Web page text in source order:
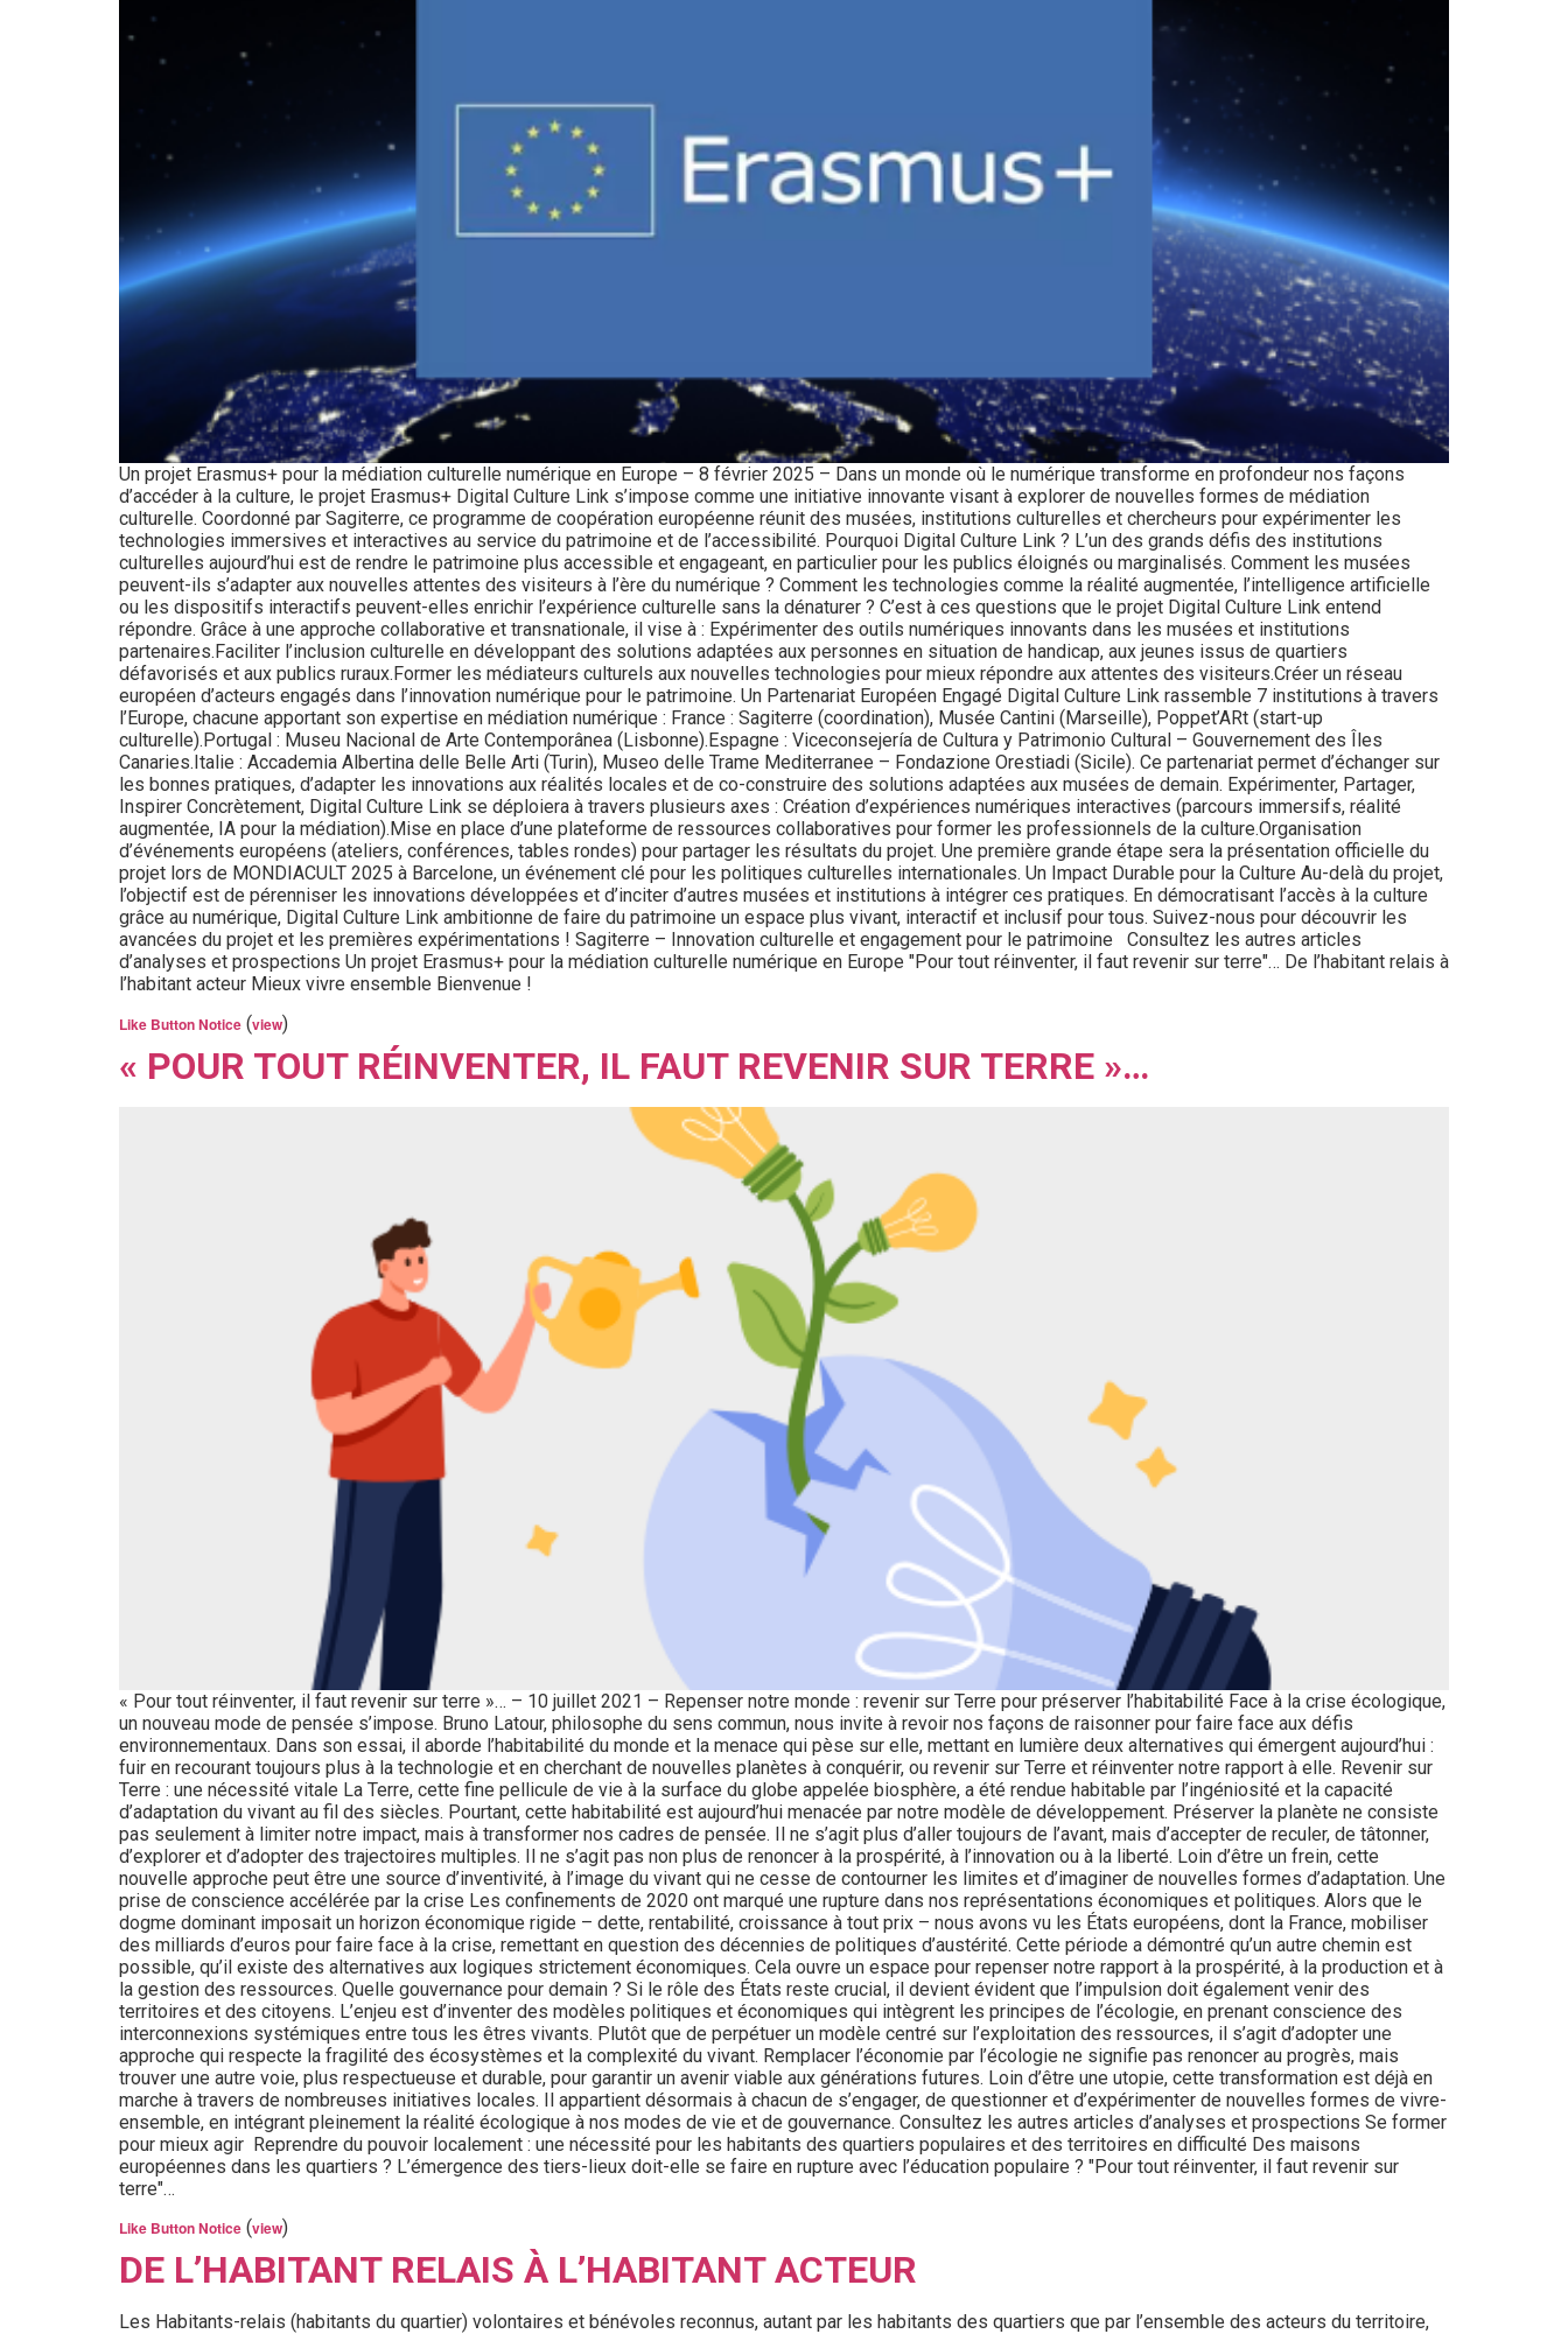
Un projet Erasmus+ pour la médiation culturelle numérique en Europe – 8 février 2025 – Dans un monde où le numérique transforme en profondeur nos façons
d’accéder à la culture, le projet Erasmus+ Digital Culture Link s’impose comme une initiative innovante visant à explorer de nouvelles formes de médiation
culturelle. Coordonné par Sagiterre, ce programme de coopération européenne réunit des musées, institutions culturelles et chercheurs pour expérimenter les
technologies immersives et interactives au service du patrimoine et de l’accessibilité. Pourquoi Digital Culture Link ? L’un des grands défis des institutions
culturelles aujourd’hui est de rendre le patrimoine plus accessible et engageant, en particulier pour les publics éloignés ou marginalisés. Comment les musées
peuvent-ils s’adapter aux nouvelles attentes des visiteurs à l’ère du numérique ? Comment les technologies comme la réalité augmentée, l’intelligence artificielle
ou les dispositifs interactifs peuvent-elles enrichir l’expérience culturelle sans la dénaturer ? C’est à ces questions que le projet Digital Culture Link entend
répondre. Grâce à une approche collaborative et transnationale, il vise à : Expérimenter des outils numériques innovants dans les musées et institutions
partenaires.Faciliter l’inclusion culturelle en développant des solutions adaptées aux personnes en situation de handicap, aux jeunes issus de quartiers
défavorisés et aux publics ruraux.Former les médiateurs culturels aux nouvelles technologies pour mieux répondre aux attentes des visiteurs.Créer un réseau
européen d’acteurs engagés dans l’innovation numérique pour le patrimoine. Un Partenariat Européen Engagé Digital Culture Link rassemble 7 institutions à travers
l’Europe, chacune apportant son expertise en médiation numérique : France : Sagiterre (coordination), Musée Cantini (Marseille), Poppet’ARt (start-up
culturelle).Portugal : Museu Nacional de Arte Contemporânea (Lisbonne).Espagne : Viceconsejería de Cultura y Patrimonio Cultural – Gouvernement des Îles
Canaries.Italie : Accademia Albertina delle Belle Arti (Turin), Museo delle Trame Mediterranee – Fondazione Orestiadi (Sicile). Ce partenariat permet d’échanger sur
les bonnes pratiques, d’adapter les innovations aux réalités locales et de co-construire des solutions adaptées aux musées de demain. Expérimenter, Partager,
Inspirer Concrètement, Digital Culture Link se déploiera à travers plusieurs axes : Création d’expériences numériques interactives (parcours immersifs, réalité
augmentée, IA pour la médiation).Mise en place d’une plateforme de ressources collaboratives pour former les professionnels de la culture.Organisation
d’événements européens (ateliers, conférences, tables rondes) pour partager les résultats du projet. Une première grande étape sera la présentation officielle du
projet lors de MONDIACULT 2025 à Barcelone, un événement clé pour les politiques culturelles internationales. Un Impact Durable pour la Culture Au-delà du projet,
l’objectif est de pérenniser les innovations développées et d’inciter d’autres musées et institutions à intégrer ces pratiques. En démocratisant l’accès à la culture
grâce au numérique, Digital Culture Link ambitionne de faire du patrimoine un espace plus vivant, interactif et inclusif pour tous. Suivez-nous pour découvrir les
avancées du projet et les premières expérimentations ! Sagiterre – Innovation culturelle et engagement pour le patrimoine Consultez les autres articles
d’analyses et prospections Un projet Erasmus+ pour la médiation culturelle numérique en Europe "Pour tout réinventer, il faut revenir sur terre"… De l’habitant relais à
l’habitant acteur Mieux vivre ensemble Bienvenue !
Like Button Notice (view)
« POUR TOUT RÉINVENTER, IL FAUT REVENIR SUR TERRE »…
« Pour tout réinventer, il faut revenir sur terre »… – 10 juillet 2021 – Repenser notre monde : revenir sur Terre pour préserver l’habitabilité Face à la crise écologique,
un nouveau mode de pensée s’impose. Bruno Latour, philosophe du sens commun, nous invite à revoir nos façons de raisonner pour faire face aux défis
environnementaux. Dans son essai, il aborde l’habitabilité du monde et la menace qui pèse sur elle, mettant en lumière deux alternatives qui émergent aujourd’hui :
fuir en recourant toujours plus à la technologie et en cherchant de nouvelles planètes à conquérir, ou revenir sur Terre et réinventer notre rapport à elle. Revenir sur
Terre : une nécessité vitale La Terre, cette fine pellicule de vie à la surface du globe appelée biosphère, a été rendue habitable par l’ingéniosité et la capacité
d’adaptation du vivant au fil des siècles. Pourtant, cette habitabilité est aujourd’hui menacée par notre modèle de développement. Préserver la planète ne consiste
pas seulement à limiter notre impact, mais à transformer nos cadres de pensée. Il ne s’agit plus d’aller toujours de l’avant, mais d’accepter de reculer, de tâtonner,
d’explorer et d’adopter des trajectoires multiples. Il ne s’agit pas non plus de renoncer à la prospérité, à l’innovation ou à la liberté. Loin d’être un frein, cette
nouvelle approche peut être une source d’inventivité, à l’image du vivant qui ne cesse de contourner les limites et d’imaginer de nouvelles formes d’adaptation. Une
prise de conscience accélérée par la crise Les confinements de 2020 ont marqué une rupture dans nos représentations économiques et politiques. Alors que le
dogme dominant imposait un horizon économique rigide – dette, rentabilité, croissance à tout prix – nous avons vu les États européens, dont la France, mobiliser
des milliards d’euros pour faire face à la crise, remettant en question des décennies de politiques d’austérité. Cette période a démontré qu’un autre chemin est
possible, qu’il existe des alternatives aux logiques strictement économiques. Cela ouvre un espace pour repenser notre rapport à la prospérité, à la production et à
la gestion des ressources. Quelle gouvernance pour demain ? Si le rôle des États reste crucial, il devient évident que l’impulsion doit également venir des
territoires et des citoyens. L’enjeu est d’inventer des modèles politiques et économiques qui intègrent les principes de l’écologie, en prenant conscience des
interconnexions systémiques entre tous les êtres vivants. Plutôt que de perpétuer un modèle centré sur l’exploitation des ressources, il s’agit d’adopter une
approche qui respecte la fragilité des écosystèmes et la complexité du vivant. Remplacer l’économie par l’écologie ne signifie pas renoncer au progrès, mais
trouver une autre voie, plus respectueuse et durable, pour garantir un avenir viable aux générations futures. Loin d’être une utopie, cette transformation est déjà en
marche à travers de nombreuses initiatives locales. Il appartient désormais à chacun de s’engager, de questionner et d’expérimenter de nouvelles formes de vivre-
ensemble, en intégrant pleinement la réalité écologique à nos modes de vie et de gouvernance. Consultez les autres articles d’analyses et prospections Se former
pour mieux agir Reprendre du pouvoir localement : une nécessité pour les habitants des quartiers populaires et des territoires en difficulté Des maisons
européennes dans les quartiers ? L’émergence des tiers-lieux doit-elle se faire en rupture avec l’éducation populaire ? "Pour tout réinventer, il faut revenir sur
terre"…
Like Button Notice (view)
DE L’HABITANT RELAIS À L’HABITANT ACTEUR
Les Habitants-relais (habitants du quartier) volontaires et bénévoles reconnus, autant par les habitants des quartiers que par l’ensemble des acteurs du territoire,